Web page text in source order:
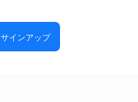
サインアップ